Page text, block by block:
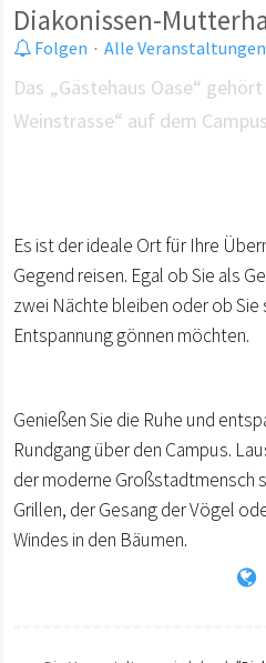
Diakonissen-
Folgen · Alle Veranstaltungen
Das „Gästehaus Oase“
Weinstrasse“ auf dem
Es ist der ideale Ort für Ihre
Gegend reisen. Egal ob Sie als
zwei Nächte bleiben oder ob Sie
Entspannung gönnen möchten.
Genießen Sie die Ruhe und
Rundgang über den Campus.
der moderne Großstadtmensch
Grillen, der Gesang der Vögel
Windes in den Bäumen.